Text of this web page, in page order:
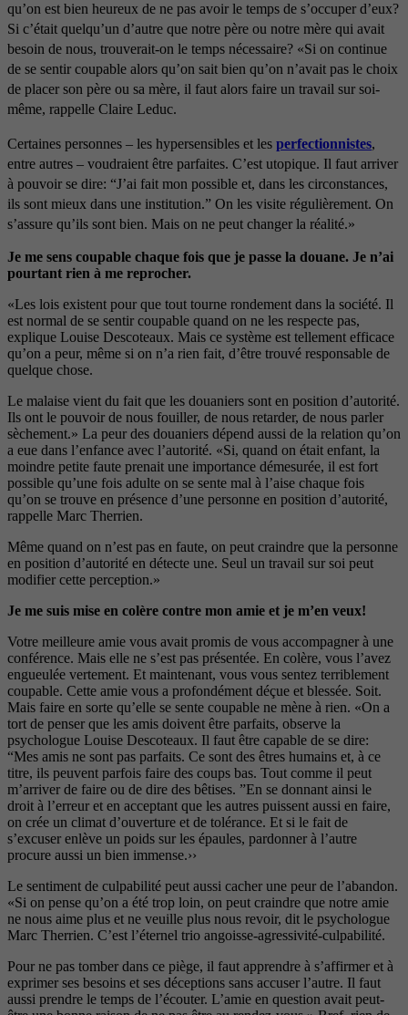
qu’on est bien heureux de ne pas avoir le temps de s’occuper d’eux?
Si c’était quelqu’un d’autre que notre père ou notre mère qui avait
besoin de nous, trouverait-on le temps nécessaire? «Si on continue
de se sentir coupable alors qu’on sait bien qu’on n’avait pas le choix
de placer son père ou sa mère, il faut alors faire un travail sur soi-
même, rappelle Claire Leduc.
Certaines personnes – les hypersensibles et les perfectionnistes,
entre autres – voudraient être parfaites. C’est utopique. Il faut arriver
à pouvoir se dire: “J’ai fait mon possible et, dans les circonstances,
ils sont mieux dans une institution.” On les visite régulièrement. On
s’assure qu’ils sont bien. Mais on ne peut changer la réalité.»
Je me sens coupable chaque fois que je passe la douane. Je n’ai
pourtant rien à me reprocher.
«Les lois existent pour que tout tourne rondement dans la société. Il
est normal de se sentir coupable quand on ne les respecte pas,
explique Louise Descoteaux. Mais ce système est tellement efficace
qu’on a peur, même si on n’a rien fait, d’être trouvé responsable de
quelque chose.
Le malaise vient du fait que les douaniers sont en position d’autorité.
Ils ont le pouvoir de nous fouiller, de nous retarder, de nous parler
sèchement.» La peur des douaniers dépend aussi de la relation qu’on
a eue dans l’enfance avec l’autorité. «Si, quand on était enfant, la
moindre petite faute prenait une importance démesurée, il est fort
possible qu’une fois adulte on se sente mal à l’aise chaque fois
qu’on se trouve en présence d’une personne en position d’autorité,
rappelle Marc Therrien.
Même quand on n’est pas en faute, on peut craindre que la personne
en position d’autorité en détecte une. Seul un travail sur soi peut
modifier cette perception.»
Je me suis mise en colère contre mon amie et je m’en veux!
Votre meilleure amie vous avait promis de vous accompagner à une
conférence. Mais elle ne s’est pas présentée. En colère, vous l’avez
engueulée vertement. Et maintenant, vous vous sentez terriblement
coupable. Cette amie vous a profondément déçue et blessée. Soit.
Mais faire en sorte qu’elle se sente coupable ne mène à rien. «On a
tort de penser que les amis doivent être parfaits, observe la
psychologue Louise Descoteaux. Il faut être capable de se dire:
“Mes amis ne sont pas parfaits. Ce sont des êtres humains et, à ce
titre, ils peuvent parfois faire des coups bas. Tout comme il peut
m’arriver de faire ou de dire des bêtises. ”En se donnant ainsi le
droit à l’erreur et en acceptant que les autres puissent aussi en faire,
on crée un climat d’ouverture et de tolérance. Et si le fait de
s’excuser enlève un poids sur les épaules, pardonner à l’autre
procure aussi un bien immense.››
Le sentiment de culpabilité peut aussi cacher une peur de l’abandon.
«Si on pense qu’on a été trop loin, on peut craindre que notre amie
ne nous aime plus et ne veuille plus nous revoir, dit le psychologue
Marc Therrien. C’est l’éternel trio angoisse-agressivité-culpabilité.
Pour ne pas tomber dans ce piège, il faut apprendre à s’affirmer et à
exprimer ses besoins et ses déceptions sans accuser l’autre. Il faut
aussi prendre le temps de l’écouter. L’amie en question avait peut-